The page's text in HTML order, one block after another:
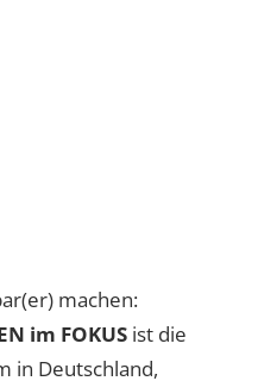
machen:
im FOKUS ist die
in Deutschland,